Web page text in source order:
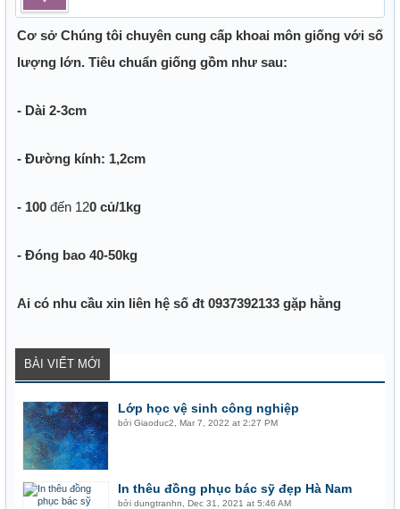
Cơ sở Chúng tôi chuyên cung cấp khoai môn giống với số
lượng lớn. Tiêu chuẩn giống gồm như sau:
- Dài 2-3cm
- Đường kính: 1,2cm
- 100 đến 120 củ/1kg
- Đóng bao 40-50kg
Ai có nhu cầu xin liên hệ số đt 0937392133 gặp hằng
BÀI VIẾT MỚI
Lớp học vệ sinh công nghiệp
bởiGiaoduc2 ,Mar 7, 2022 at 2:27 PM
In thêu đồng phục bác sỹ đẹp Hà Nam
bởidungtranhn ,Dec 31, 2021 at 5:46 AM